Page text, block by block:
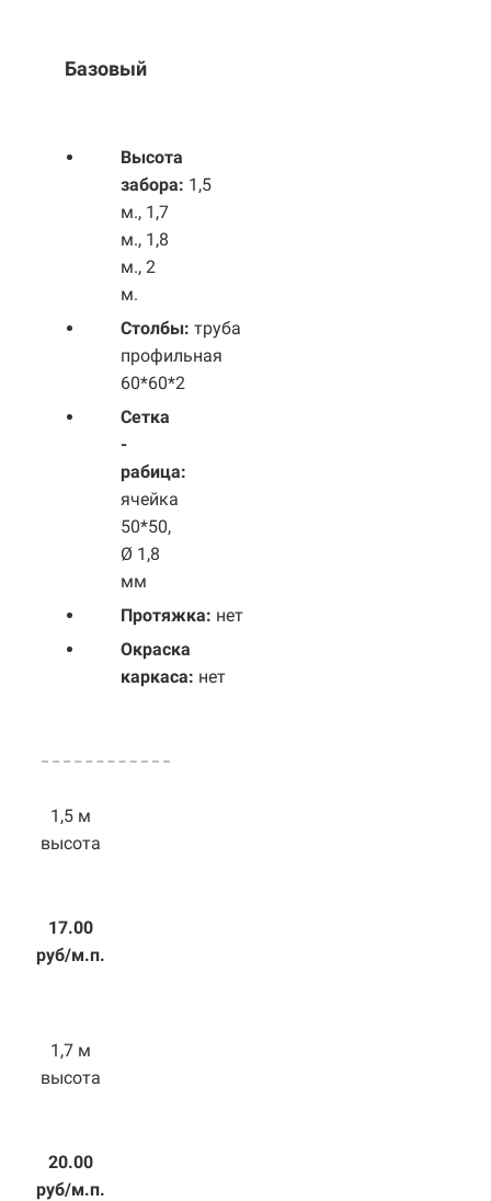
Базовый
Высота
забора: 1,5
м., 1,7
м., 1,8
м., 2
м.
Столбы: труба
профильная
60*60*2
Сетка
-
рабица:
ячейка
50*50,
Ø 1,8
мм
Протяжка: нет
Окраска
каркаса: нет
1,5 м
высота
17.00
руб/м.п.
1,7 м
высота
20.00
руб/м.п.